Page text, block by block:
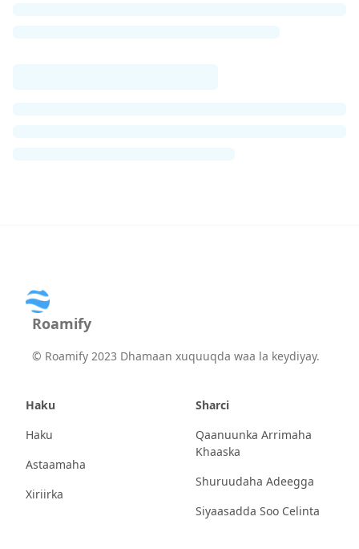
Roamify
© Roamify 2023 Dhamaan xuquuqda waa la keydiyay.
Haku
Haku
Astaamaha
Xiriirka
Sharci
Qaanuunka Arrimaha
Khaaska
Shuruudaha Adeegga
Siyaasadda Soo Celinta